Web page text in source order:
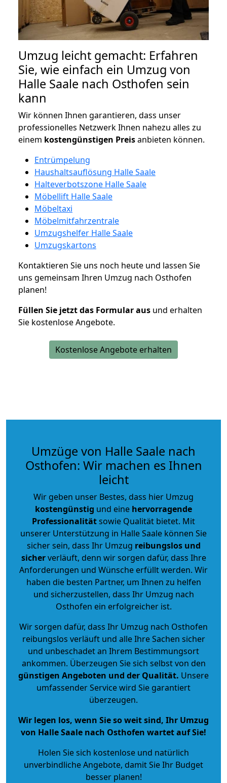
Umzug leicht gemacht: Erfahren
Sie, wie einfach ein Umzug von
Halle Saale nach Osthofen sein
kann
Wir können Ihnen garantieren, dass unser
professionelles Netzwerk Ihnen nahezu alles zu
einem kostengünstigen Preisanbieten können.
Entrümpelung
Haushaltsauflösung Halle Saale
Halteverbotszone Halle Saale
Möbellift Halle Saale
Möbeltaxi
Möbelmitfahrzentrale
Umzugshelfer Halle Saale
Umzugskartons
Kontaktieren Sie uns noch heute und lassen Sie
uns gemeinsam Ihren Umzug nach Osthofen
planen!
Füllen Sie jetzt das Formular aus und erhalten
Sie kostenlose Angebote.
Kostenlose Angebote erhalten
Umzüge von Halle Saale nach
Osthofen: Wir machen es Ihnen
leicht
Wir geben unser Bestes, dass hier Umzug
kostengünstig und eine hervorragende
Professionalitätsowie Qualität bietet. Mit
unserer Unterstützung in Halle Saale können Sie
sicher sein, dass Ihr Umzug reibungslos und
sicherverläuft, denn wir sorgen dafür, dass Ihre
Anforderungen und Wünsche erfüllt werden. Wir
haben die besten Partner, um Ihnen zu helfen
und sicherzustellen, dass Ihr Umzug nach
Osthofen ein erfolgreicher ist.
Wir sorgen dafür, dass Ihr Umzug nach Osthofen
reibungslos verläuft und alle Ihre Sachen sicher
und unbeschadet an Ihrem Bestimmungsort
ankommen. Überzeugen Sie sich selbst von den
günstigen Angeboten und der Qualität. Unsere
umfassender Service wird Sie garantiert
überzeugen.
Wir legen los, wenn Sie so weit sind, Ihr Umzug
von Halle Saale nach Osthofen wartet auf Sie!
Holen Sie sich kostenlose und natürlich
unverbindliche Angebote, damit Sie Ihr Budget
besser planen!